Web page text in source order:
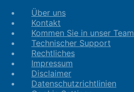
Über uns
Kontakt
Kommen Sie in unser Team
Technischer Support
Rechtliches
Impressum
Disclaimer
Datenschutzrichtlinien